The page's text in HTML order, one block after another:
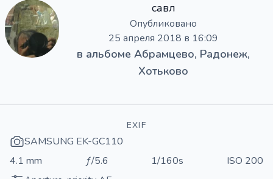
савл
Опубликовано
25 апреля 2018 в 16:09
в альбомеАбрамцево, Радонеж,
Хотьково
EXIF
SAMSUNG EK-GC110
4.1 mm
ƒ/5.6 1/160s
ISO 200